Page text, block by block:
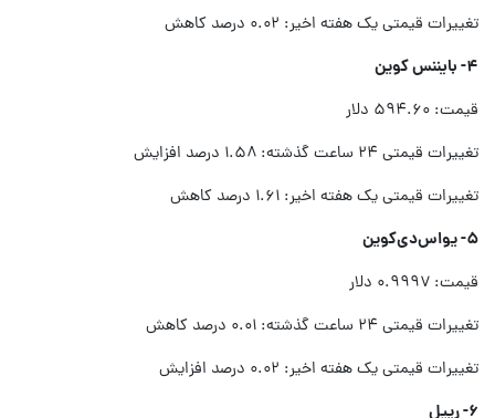
تغییرات قیمتی یک هفته اخیر: ۰.۰۲ درصد کاهش
۴- بایننس کوین
قیمت: ۵۹۴.۶۰ دلار
تغییرات قیمتی ۲۴ ساعت گذشته: ۱.۵۸ درصد افزایش
تغییرات قیمتی یک هفته اخیر: ۱.۶۱ درصد کاهش
۵- یواس‌دی‌کوین
قیمت: ۰.۹۹۹۷ دلار
تغییرات قیمتی ۲۴ ساعت گذشته: ۰.۰۱ درصد کاهش
تغییرات قیمتی یک هفته اخیر: ۰.۰۲ درصد افزایش
۶- ریپل